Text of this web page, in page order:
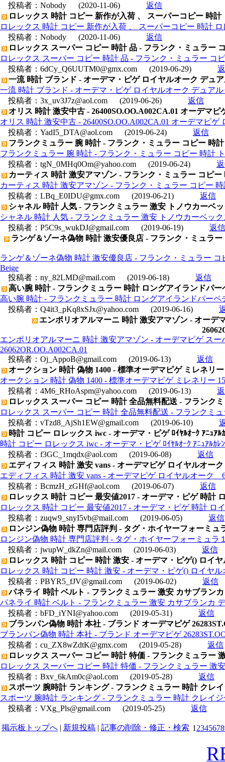
投稿者： Nobody (2020-11-06)
返信
ロレックス 時計 コピー 新作が入荷 、 スーパーコピー 時
ロレックス 時計 コピー 新作が入荷 、 スーパーコピー 時計
投稿者： Nobody (2020-11-06)
返信
ロレックス スーパー コピー 時計 品 - フランク・ミュラー
ロレックス スーパー コピー 時計 品 - フランク・ミュラー コ
投稿者： 6dCy_Q6UUTM0@gmx.com (2019-06-29)
一流 時計 ブランド - オーデマ・ピゲ ロイヤルオーク デュ
一流 時計 ブランド - オーデマ・ピゲ ロイヤルオーク デュア
投稿者： 3x_uv3J7z@aol.com (2019-06-26)
返信
オリス 時計 激安中古 - 26400SO.OO.A002CA.01 オーデマ
オリス 時計 激安中古 - 26400SO.OO.A002CA.01 オーデマピ
投稿者： YadI5_DTA@aol.com (2019-06-24)
返信
フランクミュラー 腕 時計 - フランク・ミュラー コピー 時
フランクミュラー 腕 時計 - フランク・ミュラー コピー 時計
投稿者： tgN_0MHq0Om@yahoo.com (2019-06-24)
カーティス 時計 激安アマゾン - フランク・ミュラー コピ
カーティス 時計 激安アマゾン - フランク・ミュラー コピー
投稿者： LBq_E0IDU@gmx.com (2019-06-21)
返信
シャネル 時計 人気 - フランクミュラー 激安 トノウカーベ
シャネル 時計 人気 - フランクミュラー 激安 トノウカーベッ
投稿者： P5C9s_wukDJ@gmail.com (2019-06-19)
返信
ランゲ＆ゾーネ偽物 時計 激安優良店 - フランク・ミュラ
ランゲ＆ゾーネ偽物 時計 激安優良店 - フランク・ミュラー
Beige
投稿者： ny_82LMD@mail.com (2019-06-18)
返信
高い腕 時計 - フランクミュラー 時計 ロングアイランドパ
高い腕 時計 - フランクミュラー 時計 ロングアイランドパー
投稿者： Q4it3_pKq8xSJx@yahoo.com (2019-06-16)
エンポリオアルマーニ 時計 激安アマゾン - オーデ
エンポリオアルマーニ 時計 激安アマゾン - オーデマピゲ ス
26062OR.OO.A002CA.01
投稿者： Oj_AppoB@gmail.com (2019-06-13)
返信
オークション 時計 偽物 1400 - 標準オーデマピゲ ミレネリ
オークション 時計 偽物 1400 - 標準オーデマピゲ ミレネリー
投稿者： 4M6_RHoAspm@yahoo.com (2019-06-13)
ロレックス スーパー コピー 時計 全品無料配送 - フランク
ロレックス スーパー コピー 時計 全品無料配送 - フランクミ
投稿者： vTzd8_AjSh1EW@gmail.com (2019-06-10)
時計 コピー ロレックス iwc - オーデマ・ピゲ ﾛｲﾔﾙｵｰｸ ｱﾆｭｱﾙ
時計 コピー ロレックス iwc - オーデマ・ピゲ ﾛｲﾔﾙｵｰｸ ｱﾆｭｱﾙｶﾚ
投稿者： f3GC_1mqdx@aol.com (2019-06-08)
返信
エディフィス 時計 激安 vans - オーデマピゲ ロイヤルオー
エディフィス 時計 激安 vans - オーデマピゲ ロイヤルオーク
投稿者： BcmzH_zGHf@aol.com (2019-06-07)
返信
ロレックス 時計 コピー 最安値2017 - オーデマ・ピゲ 時計
ロレックス 時計 コピー 最安値2017 - オーデマ・ピゲ 時計 ロ
投稿者： zuqw9_snyI5vb@mail.com (2019-06-05)
返信
ロンジン偽物 時計 専門店評判 - タグ・ホイヤーフォーミ
ロンジン偽物 時計 専門店評判 - タグ・ホイヤーフォーミュ
投稿者： jwupW_dkZn@mail.com (2019-06-03)
返信
ロレックス 時計 コピー 時計 激安 - オーデマ・ピゲ() ロイ
ロレックス 時計 コピー 時計 激安 - オーデマ・ピゲ() ロイヤ
投稿者： PBYR5_fJV@gmail.com (2019-06-02)
返信
パネライ 時計 ベルト - フランクミュラー 激安 カサブラン
パネライ 時計 ベルト - フランクミュラー 激安 カサブランカ
投稿者： bFD_iYNI@yahoo.com (2019-05-31)
返信
ブランパン偽物 時計 本社 - ブランド オーデマピゲ
ブランパン偽物 時計 本社 - ブランド オーデマピゲ
投稿者： cu_ZX8wZdtK@gmx.com (2019-05-28)
返信
ロレックス スーパー コピー 時計 特価 - フランクミュラー
ロレックス スーパー コピー 時計 特価 - フランクミュラー 激
投稿者： Bxv_6kAm0c@aol.com (2019-05-28)
返信
スポーツ 腕時計 ランキング - フランクミュラー 時計 クレ
スポーツ 腕時計 ランキング - フランクミュラー 時計 クレイ
投稿者： VXg_Pls@gmail.com (2019-05-25) 返信
掲示板トップへ | 新規投稿 | 記事の削除・修正・検索 1 2345678